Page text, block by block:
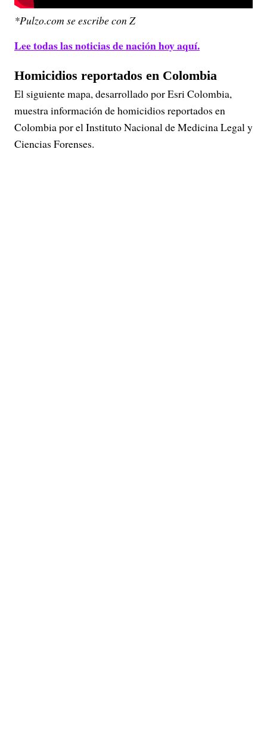
*Pulzo.com se escribe con Z
Lee todas las noticias de nación hoy aquí.
Homicidios reportados en Colombia
El siguiente mapa, desarrollado por Esri Colombia,
muestra información de homicidios reportados en
Colombia por el Instituto Nacional de Medicina Legal y
Ciencias Forenses.